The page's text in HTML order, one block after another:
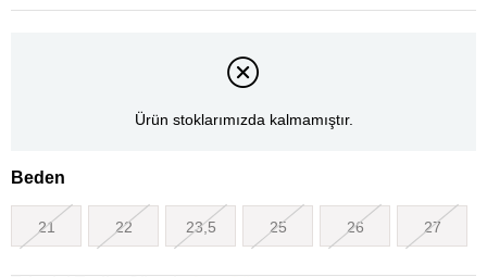
Ürün stoklarımızda kalmamıştır.
Beden
21 22 23,5 25 26 27